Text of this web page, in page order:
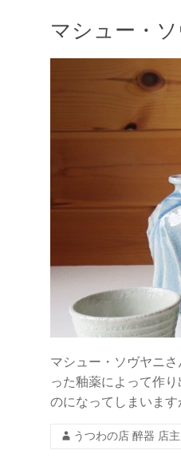
マシュー・
マシュー・ソヴヤニ
った釉薬によって作
のになってしまいます
うつわの店 醉器 店主